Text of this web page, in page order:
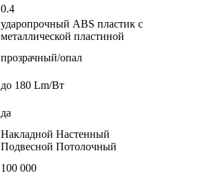
0.4
ударопрочный ABS пластик с
металлической пластиной
прозрачный/опал
до 180 Lm/Вт
да
Накладной Настенный
Подвесной Потолочный
100 000